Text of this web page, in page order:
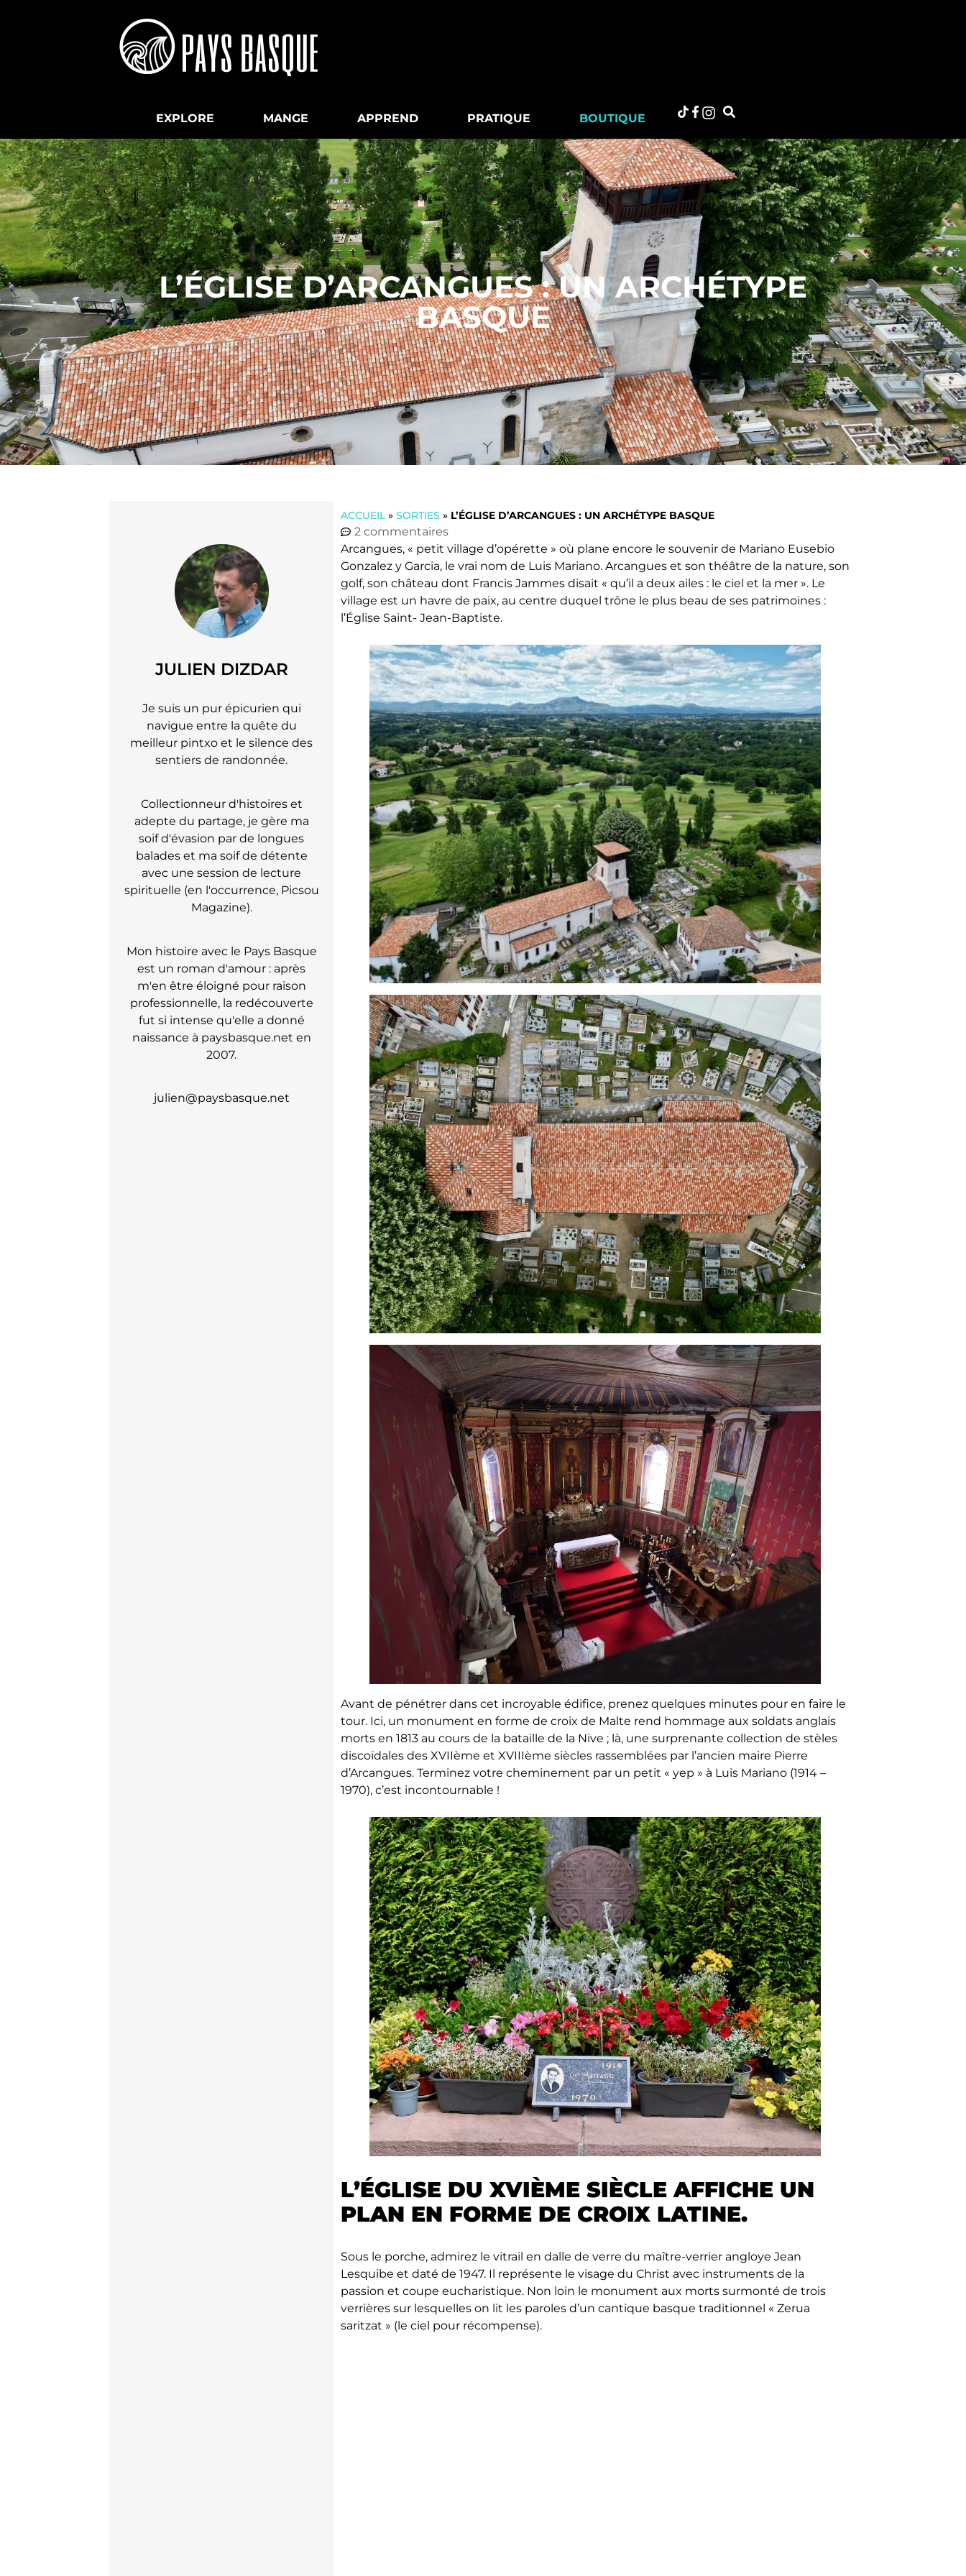
EXPLORE MANGE APPREND PRATIQUE BOUTIQUE
L’ÉGLISE D’ARCANGUES : UN ARCHÉTYPE
BASQUE
JULIEN DIZDAR
Je suis un pur épicurien qui
navigue entre la quête du
meilleur pintxo et le silence des
sentiers de randonnée.
Collectionneur d'histoires et
adepte du partage, je gère ma
soif d'évasion par de longues
balades et ma soif de détente
avec une session de lecture
spirituelle (en l'occurrence, Picsou
Magazine).
Mon histoire avec le Pays Basque
est un roman d'amour : après
m'en être éloigné pour raison
professionnelle, la redécouverte
fut si intense qu'elle a donné
naissance à paysbasque.net en
2007.
julien@paysbasque.net
ACCUEIL» SORTIES » L’ÉGLISE D’ARCANGUES : UN ARCHÉTYPE BASQUE
2 commentaires
Arcangues, « petit village d’opérette » où plane encore le souvenir de Mariano Eusebio
Gonzalez y Garcia, le vrai nom de Luis Mariano. Arcangues et son théâtre de la nature, son
golf, son château dont Francis Jammes disait « qu’il a deux ailes : le ciel et la mer ». Le
village est un havre de paix, au centre duquel trône le plus beau de ses patrimoines :
l’Église Saint- Jean-Baptiste.
Avant de pénétrer dans cet incroyable édifice, prenez quelques minutes pour en faire le
tour. Ici, un monument en forme de croix de Malte rend hommage aux soldats anglais
morts en 1813 au cours de la bataille de la Nive ; là, une surprenante collection de stèles
discoïdales des XVIIème et XVIIIème siècles rassemblées par l’ancien maire Pierre
d’Arcangues. Terminez votre cheminement par un petit « yep » à Luis Mariano (1914 –
1970), c’est incontournable !
L’ÉGLISE DU XVIÈME SIÈCLE AFFICHE UN
PLAN EN FORME DE CROIX LATINE.
Sous le porche, admirez le vitrail en dalle de verre du maître-verrier angloye Jean
Lesquibe et daté de 1947. Il représente le visage du Christ avec instruments de la
passion et coupe eucharistique. Non loin le monument aux morts surmonté de trois
verrières sur lesquelles on lit les paroles d’un cantique basque traditionnel « Zerua
saritzat » (le ciel pour récompense).